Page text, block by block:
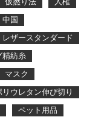
中国
レザースタンダード
精紡糸
マスク
リウレタン伸び切り
ペット用品